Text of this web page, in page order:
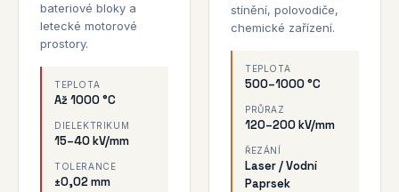
bateriové bloky a
letecké motorové
prostory.
TEPLOTA
Až 1000 °C
DIELEKTRIKUM
15–40 kV/mm
TOLERANCE
±0,02 mm
stínění, polovodiče,
chemické zařízení.
TEPLOTA
500–1000 °C
PRŮRAZ
120–200 kV/mm
ŘEZÁNÍ
Laser / Vodní
Paprsek